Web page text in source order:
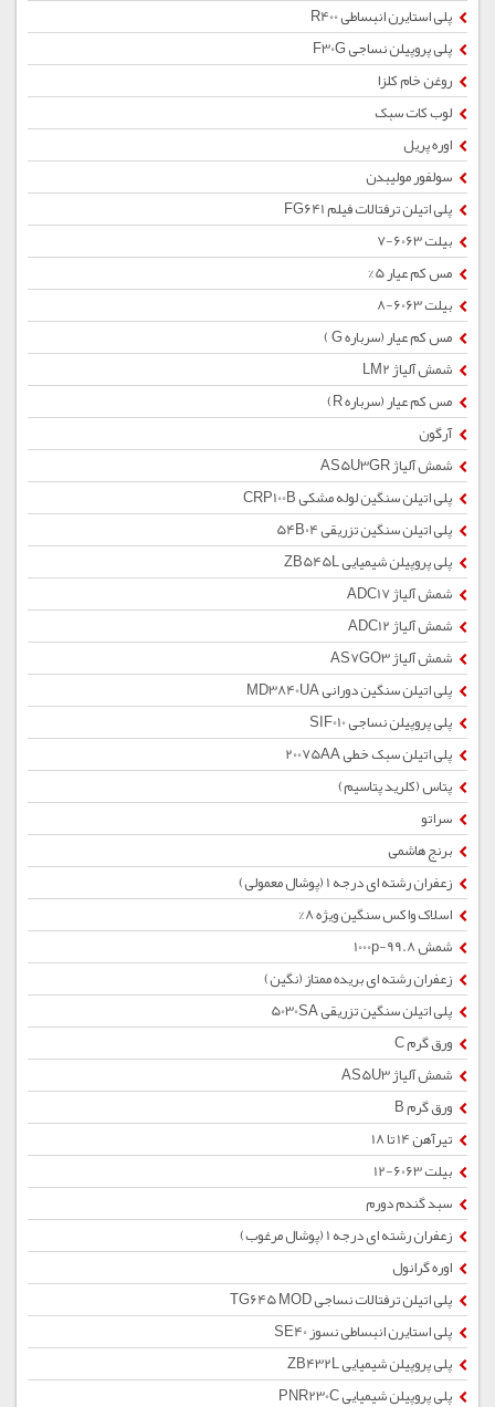
پلی استایرن انبساطی R400
پلی پروپیلن نساجی F30G
روغن خام کلزا
لوب کات سبک
اوره پریل
سولفور مولیبدن
پلی اتیلن ترفتالات فیلم FG641
بیلت 6063-7
مس کم عیار 5%
بیلت 6063-8
مس کم عیار (سرباره G )
شمش آلیاژ LM2
مس کم عیار (سرباره R)
آرگون
شمش آلیاژ AS5U3GR
پلی اتیلن سنگین لوله مشکی CRP100B
پلی اتیلن سنگین تزریقی 54B04
پلی پروپیلن شیمیایی ZB545L
شمش آلیاژ ADC17
شمش آلیاژ ADC12
شمش آلیاژ AS7GO3
پلی اتیلن سنگین دورانی MD3840UA
پلی پروپیلن نساجی SIF010
پلی اتیلن سبک خطی 20075AA
پتاس (کلرید پتاسیم)
سراتو
برنج هاشمی
زعفران رشته ای درجه 1 (پوشال معمولی)
اسلاک واکس سنگین ویژه 8%
شمش 1000p-99.8
زعفران رشته ای بریده ممتاز (نگین)
پلی اتیلن سنگین تزریقی 5030SA
ورق گرم C
شمش آلیاژ AS5U3
ورق گرم B
تیرآهن 14 تا 18
بیلت 6063-12
سبد گندم دورم
زعفران رشته ای درجه 1 (پوشال مرغوب)
اوره گرانول
پلی اتیلن ترفتالات نساجی TG645 MOD
پلی استایرن انبساطی نسوز SE40
پلی پروپیلن شیمیایی ZB432L
پلی پروپیلن شیمیایی PNR230C